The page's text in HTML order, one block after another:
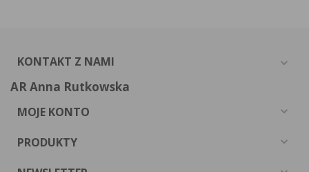
KONTAKT Z NAMI expand_more
AR Anna Rutkowska
MOJE KONTO expand_more
PRODUKTY expand_more